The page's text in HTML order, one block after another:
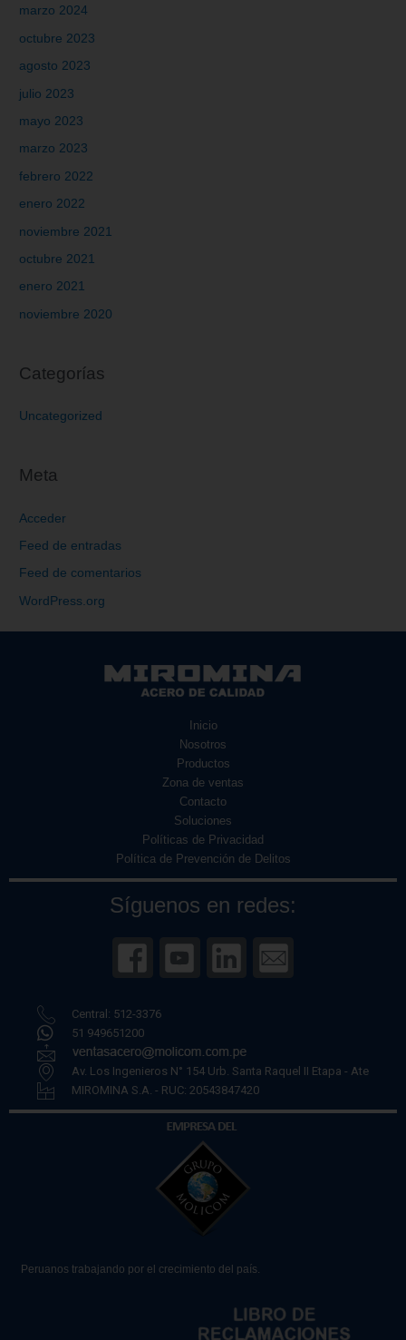
marzo 2024
octubre 2023
agosto 2023
julio 2023
mayo 2023
marzo 2023
febrero 2022
enero 2022
noviembre 2021
octubre 2021
enero 2021
noviembre 2020
Categorías
Uncategorized
Meta
Acceder
Feed de entradas
Feed de comentarios
WordPress.org
Inicio
Nosotros
Productos
Zona de ventas
Contacto
Soluciones
Políticas de Privacidad
Política de Prevención de Delitos
Síguenos en redes:
Central: 512-3376
51 949651200
Av. Los Ingenieros N° 154 Urb. Santa Raquel II Etapa - Ate
MIROMINA S.A. - RUC: 20543847420
Peruanos trabajando por el crecimiento del país.